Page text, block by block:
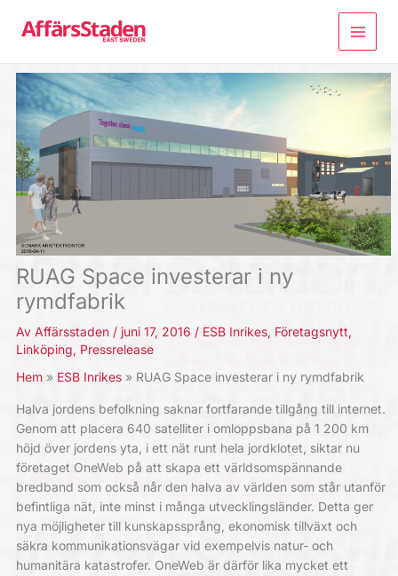
RUAG Space investerar i ny
rymdfabrik
Av Affärsstaden / juni 17, 2016 / ESB Inrikes, Företagsnytt,
Linköping, Pressrelease
Hem
ESB Inrikes RUAG Space investerar i ny rymdfabrik
Halva jordens befolkning saknar fortfarande tillgång till internet.
Genom att placera 640 satelliter i omloppsbana på 1 200 km
höjd över jordens yta, i ett nät runt hela jordklotet, siktar nu
företaget OneWeb på att skapa ett världsomspännande
bredband som också når den halva av världen som står utanför
befintliga nät, inte minst i många utvecklingsländer. Detta ger
nya möjligheter till kunskapssprång, ekonomisk tillväxt och
säkra kommunikationsvägar vid exempelvis natur- och
humanitära katastrofer. OneWeb är därför lika mycket ett